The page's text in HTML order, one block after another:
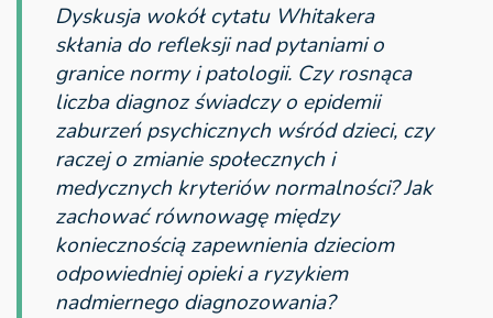
Dyskusja wokół cytatu Whitakera
skłania do refleksji nad pytaniami o
granice normy i patologii. Czy rosnąca
liczba diagnoz świadczy o epidemii
zaburzeń psychicznych wśród dzieci, czy
raczej o zmianie społecznych i
medycznych kryteriów normalności? Jak
zachować równowagę między
koniecznością zapewnienia dzieciom
odpowiedniej opieki a ryzykiem
nadmiernego diagnozowania?